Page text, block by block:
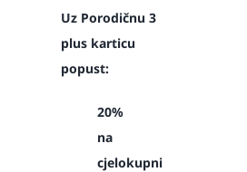
Uz Porodičnu 3
plus karticu
popust:
20%
na
cjelokupni